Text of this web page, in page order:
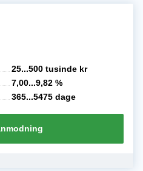
25...500 tusinde kr
7,00...9,82 %
365...5475 dage